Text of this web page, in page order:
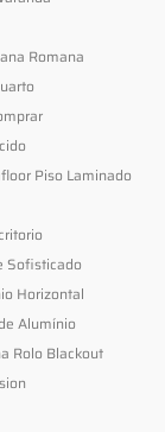
Romana
Piso Laminado
Sofisticado
Horizontal
Alumínio
Rolo Blackout